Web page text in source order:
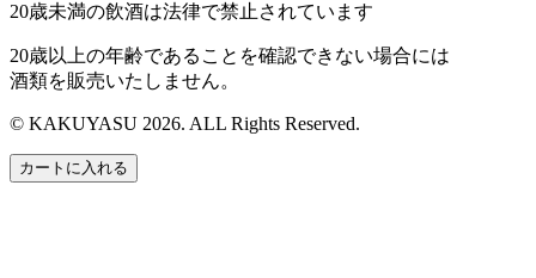
20歳未満の飲酒は法律で禁止されています
20歳以上の年齢であることを確認できない場合には
酒類を販売いたしません。
© KAKUYASU 2026. ALL Rights Reserved.
カートに入れる